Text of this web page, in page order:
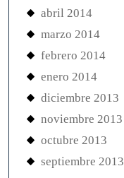
abril 2014
marzo 2014
febrero 2014
enero 2014
diciembre 2013
noviembre 2013
octubre 2013
septiembre 2013